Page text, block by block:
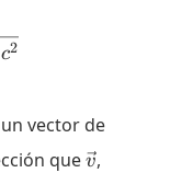
= \sqrt{a^2 +
c2
vector de
que\vec{v}
v,